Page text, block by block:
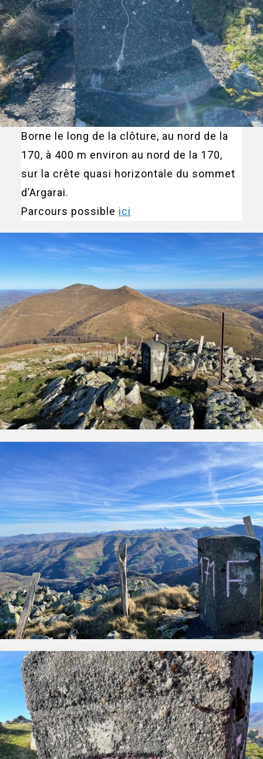
Borne le long de la clôture, au nord de la
170, à 400 m environ au nord de la 170,
sur la crête quasi horizontale du sommet
d’Argarai.
Parcours possible ici